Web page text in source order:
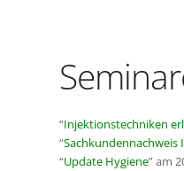
“Injektionstechniken
“Sachkundennachweis
“Update Hygiene” am